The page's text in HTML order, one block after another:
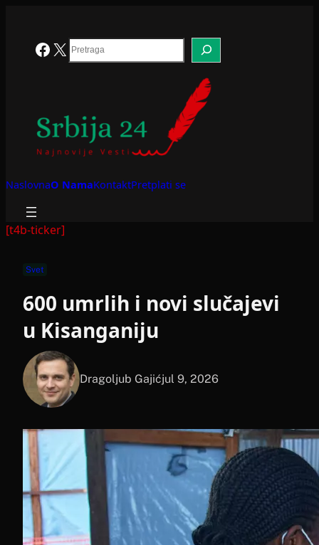
Facebook
X Search
NaslovnaO NamaKontaktPretplati se
[t4b-ticker]
Svet
600 umrlih i novi slučajevi
u Kisanganiju
Dragoljub Gajićjul 9, 2026